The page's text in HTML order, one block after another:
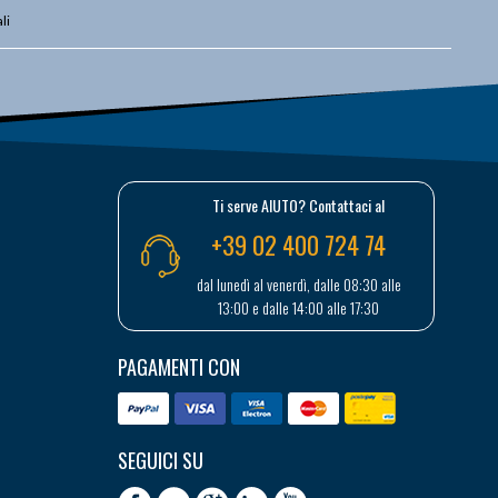
Ti serve AIUTO? Contattaci al
+39 02 400 724 74
dal lunedì al venerdì, dalle 08:30 alle
13:00 e dalle 14:00 alle 17:30
PAGAMENTI CON
SEGUICI SU